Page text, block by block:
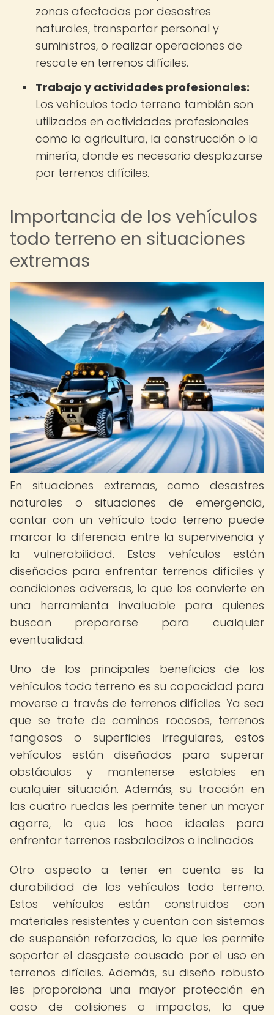
zonas afectadas por desastres
naturales, transportar personal y
suministros, o realizar operaciones de
rescate en terrenos difíciles.
Trabajo y actividades profesionales:
Los vehículos todo terreno también son
utilizados en actividades profesionales
como la agricultura, la construcción o la
minería, donde es necesario desplazarse
por terrenos difíciles.
Importancia de los vehículos
todo terreno en situaciones
extremas
En situaciones extremas, como desastres
naturales o situaciones de emergencia,
contar con un vehículo todo terreno puede
marcar la diferencia entre la supervivencia y
la vulnerabilidad. Estos vehículos están
diseñados para enfrentar terrenos difíciles y
condiciones adversas, lo que los convierte en
una herramienta invaluable para quienes
buscan prepararse para cualquier
eventualidad.
Uno de los principales beneficios de los
vehículos todo terreno es su capacidad para
moverse a través de terrenos difíciles. Ya sea
que se trate de caminos rocosos, terrenos
fangosos o superficies irregulares, estos
vehículos están diseñados para superar
obstáculos y mantenerse estables en
cualquier situación. Además, su tracción en
las cuatro ruedas les permite tener un mayor
agarre, lo que los hace ideales para
enfrentar terrenos resbaladizos o inclinados.
Otro aspecto a tener en cuenta es la
durabilidad de los vehículos todo terreno.
Estos vehículos están construidos con
materiales resistentes y cuentan con sistemas
de suspensión reforzados, lo que les permite
soportar el desgaste causado por el uso en
terrenos difíciles. Además, su diseño robusto
les proporciona una mayor protección en
caso de colisiones o impactos, lo que